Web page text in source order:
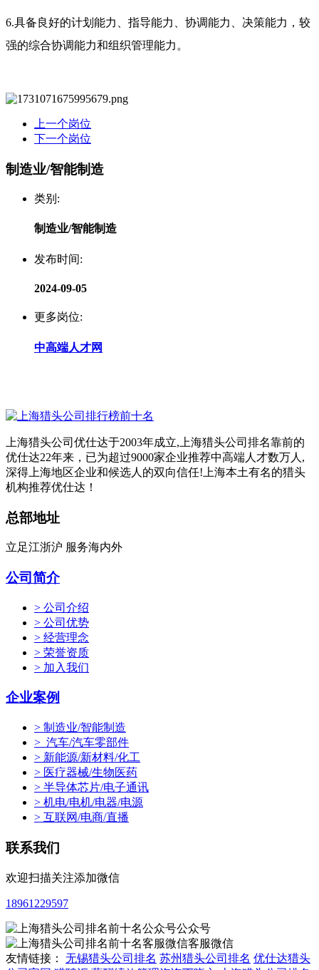
6.具备良好的计划能力、指导能力、协调能力、决策能力，较
强的综合协调能力和组织管理能力。
上一个岗位
下一个岗位
制造业/智能制造
类别:
制造业/智能制造
发布时间:
2024-09-05
更多岗位:
中高端人才网
上海猎头公司优仕达于2003年成立,上海猎头公司排名靠前的
优仕达22年来，已为超过9000家企业推荐中高端人才数万人,
深得上海地区企业和候选人的双向信任!上海本土有名的猎头
机构推荐优仕达！
总部地址
立足江浙沪 服务海内外
公司简介
> 公司介绍
> 公司优势
> 经营理念
> 荣誉资质
> 加入我们
企业案例
> 制造业/智能制造
> 汽车/汽车零部件
> 新能源/新材料/化工
> 医疗器械/生物医药
> 半导体芯片/电子通讯
> 机电/电机/电器/电源
> 互联网/电商/直播
联系我们
欢迎扫描关注添加微信
18961229597
公众号
客服微信
友情链接： 无锡猎头公司排名 苏州猎头公司排名 优仕达猎头